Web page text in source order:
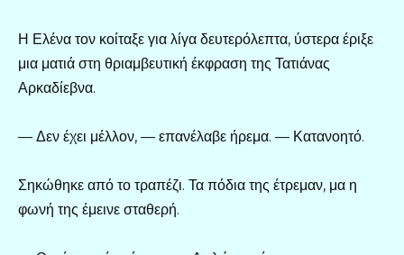
Η Ελένα τον κοίταξε για λίγα δευτερόλεπτα, ύστερα έριξε
μια ματιά στη θριαμβευτική έκφραση της Τατιάνας
Αρκαδίεβνα.
— Δεν έχει μέλλον, — επανέλαβε ήρεμα. — Κατανοητό.
Σηκώθηκε από το τραπέζι. Τα πόδια της έτρεμαν, μα η
φωνή της έμεινε σταθερή.